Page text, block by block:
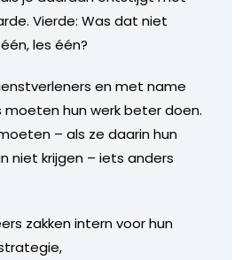
Vierde: Was dat niet
les één?
en met name
moeten hun werk beter doen.
– als ze daarin hun
niet krijgen – iets anders
zakken intern voor hun